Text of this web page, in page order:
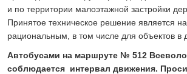
и по территории малоэтажной застройки
Принятое техническое решение является
рациональным, в том числе для объектов в
Автобусами на маршруте № 512
соблюдается интервал движения.